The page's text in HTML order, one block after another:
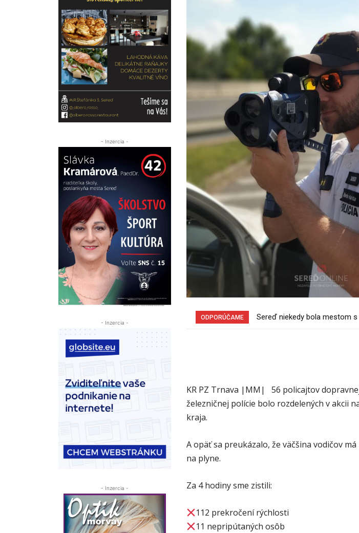
- Inzercia -
- Inzercia -
- Inzercia -
ODPORÚČAME
Pri venčení na Jesenského ulici
KR PZ Trnava |MM| 56 policajtov
železničnej polície bolo rozdelených v akcii
kraja.
A opäť sa preukázalo, že väčšina vodičov
na plyne.
Za 4 hodiny sme zistili:
112 prekročení rýchlosti
11 nepripútaných osôb